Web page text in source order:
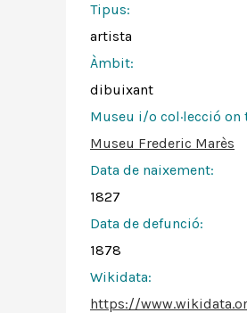
Tipus:
artista
Àmbit:
dibuixant
Museu i/o col·lecció on
Museu Frederic Marès
Data de naixement:
1827
Data de defunció:
1878
Wikidata:
https://